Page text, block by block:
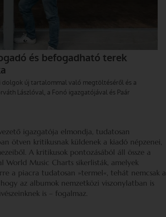
igazgatója elmondja, tudatosan
ötven kritikusnak küldenek a kiadó népzenei,
A kritikusok pontozásából áll össze a
World Music Charts sikerlisták, amelyek
a piacra tudatosan »termel«, tehát nemcsak a
az albumok nemzetközi viszonylatban is
is – fogalmaz.